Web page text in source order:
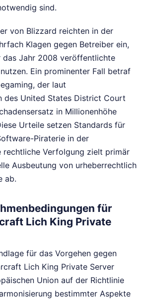
sind.
von Blizzard reichten in der
Klagen gegen Betreiber ein,
das Jahr 2008 veröffentlichte
Ein prominenter Fall betraf
der laut
des United States District Court
in Millionenhöhe
Urteile setzen Standards für
Piraterie in der
rechtliche Verfolgung zielt primär
Ausbeutung von urheberrechtlich
ab.
für
Lich King Private
für das Vorgehen gegen
Lich King Private Server
Union auf der Richtlinie
bestimmter Aspekte